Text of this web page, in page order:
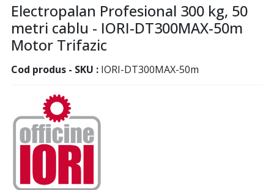
Electropalan Profesional 300 kg, 50
metri cablu - IORI-DT300MAX-50m
Motor Trifazic
Cod produs - SKU IORI-DT300MAX-50m